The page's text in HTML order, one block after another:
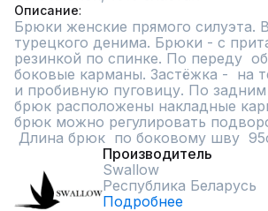
Описание
Брюки женские прямого силуэта.
турецкого денима. Брюки - с
резинкой по спинке. По переду
боковые карманы. Застёжка -  на
и пробивную пуговицу. По
брюк расположены накладные
брюк можно регулировать
Длина брюк  по боковому шву
Производитель
Swallow
Республика Беларусь
Подробнее